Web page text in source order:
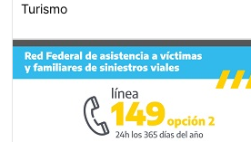
Turismo